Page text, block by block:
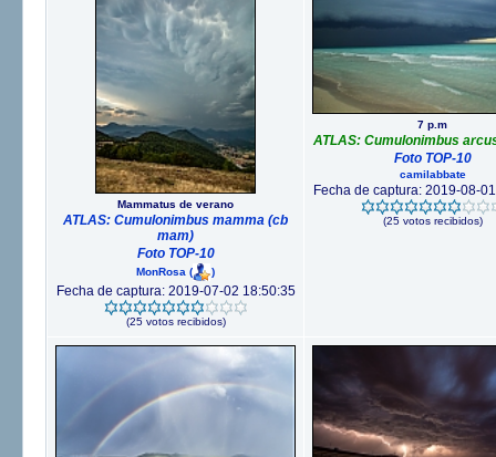
Mammatus de verano
ATLAS: Cumulonimbus mamma (cb
mam)
Foto TOP-10
MonRosa ( )
Fecha de captura: 2019-07-02 18:50:35
(25 votos recibidos)
7 p.m
ATLAS: Cumulonimbus
Foto TOP-10
camilabbate
Fecha de captura: 2019-08-
(25 votos recibidos)